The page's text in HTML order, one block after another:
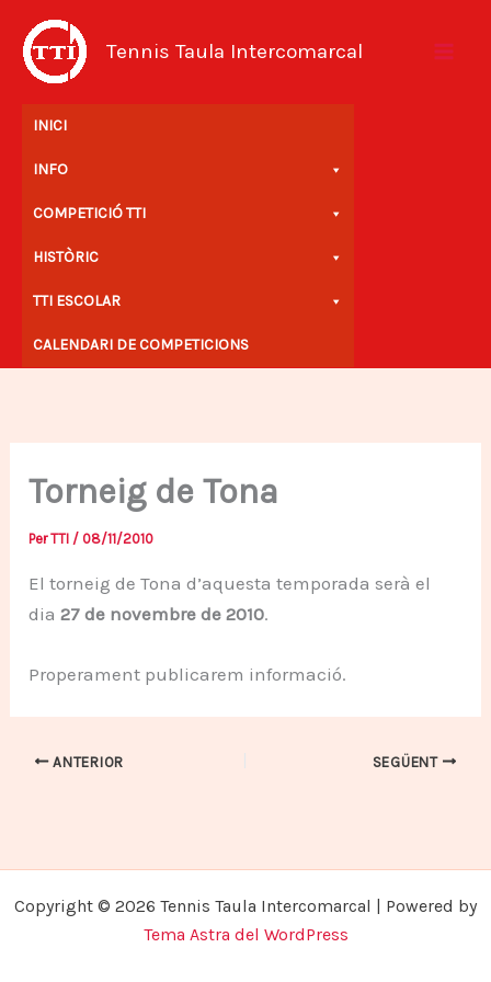
contingut
Tennis Taula Intercomarcal
INICI
INFO
COMPETICIÓ TTI
HISTÒRIC
TTI ESCOLAR
CALENDARI DE COMPETICIONS
Torneig de Tona
Per TTI / 08/11/2010
El torneig de Tona d’aquesta temporada serà el
dia27 de novembre de 2010.
Properament publicarem informació.
ANTERIOR SEGÜENT
Copyright © 2026 Tennis Taula Intercomarcal | Powered by
Tema Astra del WordPress